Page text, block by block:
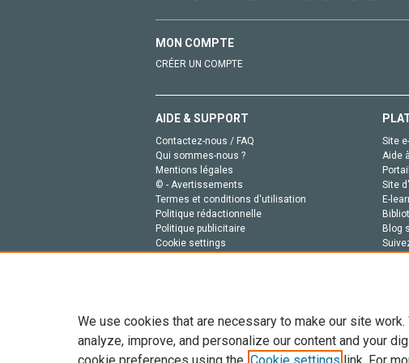
MON COMPTE
CRÉER UN COMPTE
AIDE & SUPPORT
Contactez-nous / FAQ
Qui sommes-nous ?
Mentions légales
© - Avertissements
Termes et conditions d'utilisation
Politique rédactionnelle
Politique publicitaire
Cookie settings
Site
Aide
Site
E-
Blog
Tout le contenu de ce site: Copyright © 2026 Elsevier, ses
We use cookies that are necessary to make our site
analyze, improve, and personalize our content and your